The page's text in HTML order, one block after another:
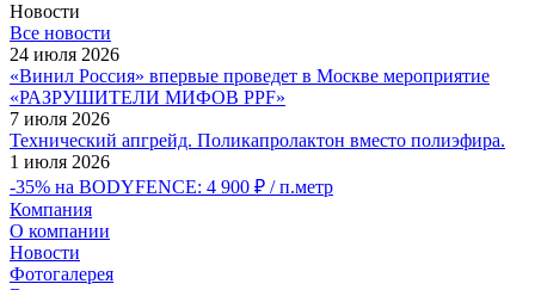
Новости
Все новости
24 июля 2026
«Винил Россия» впервые проведет в Москве мероприятие
«РАЗРУШИТЕЛИ МИФОВ PPF»
7 июля 2026
Технический апгрейд. Поликапролактон вместо полиэфира.
1 июля 2026
-35% на BODYFENCE: 4 900 ₽ / п.метр
Компания
О компании
Новости
Фотогалерея